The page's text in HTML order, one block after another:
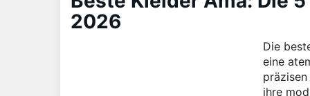
2026
Die
eine
ihre